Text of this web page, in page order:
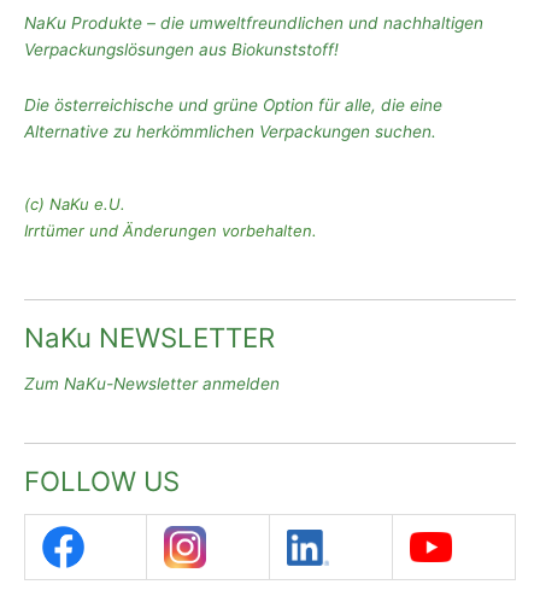
NaKu Produkte – die umweltfreundlichen und nachhaltigen
Verpackungslösungen aus Biokunststoff!
Die österreichische und grüne Option für alle, die eine
Alternative zu herkömmlichen Verpackungen suchen.
(c) NaKu e.U.
Irrtümer und Änderungen vorbehalten.
NaKu NEWSLETTER
Zum NaKu-Newsletter anmelden
FOLLOW US